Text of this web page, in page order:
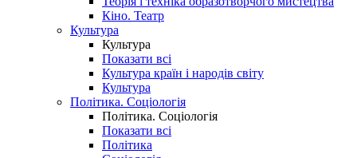
Кіно. Театр
Культура
Культура
Показати всі
Культура країн і народів світу
Культура
Політика. Соціологія
Політика. Соціологія
Показати всі
Політика